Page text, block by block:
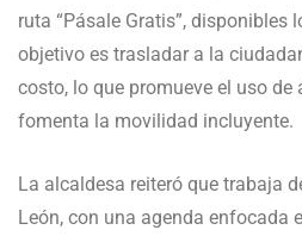
ruta “Pásale Gratis”, disponibles
objetivo es trasladar a la
costo, lo que promueve el uso de
fomenta la movilidad incluyente.
La alcaldesa reiteró que trabaja
León, con una agenda enfocada